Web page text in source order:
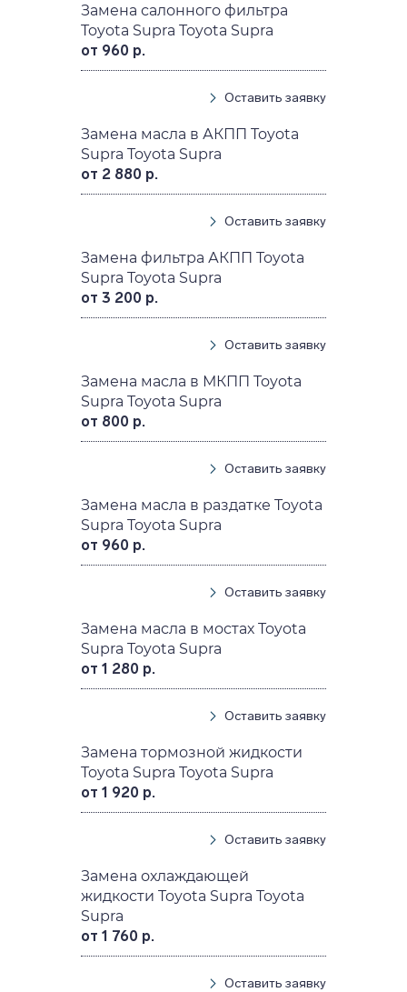
Замена салонного фильтра
Toyota Supra Toyota Supra
от 960 р.
Оставить заявку
Замена масла в АКПП Toyota
Supra Toyota Supra
от 2 880 р.
Оставить заявку
Замена фильтра АКПП Toyota
Supra Toyota Supra
от 3 200 р.
Оставить заявку
Замена масла в МКПП Toyota
Supra Toyota Supra
от 800 р.
Оставить заявку
Замена масла в раздатке Toyota
Supra Toyota Supra
от 960 р.
Оставить заявку
Замена масла в мостах Toyota
Supra Toyota Supra
от 1 280 р.
Оставить заявку
Замена тормозной жидкости
Toyota Supra Toyota Supra
от 1 920 р.
Оставить заявку
Замена охлаждающей
жидкости Toyota Supra Toyota
Supra
от 1 760 р.
Оставить заявку